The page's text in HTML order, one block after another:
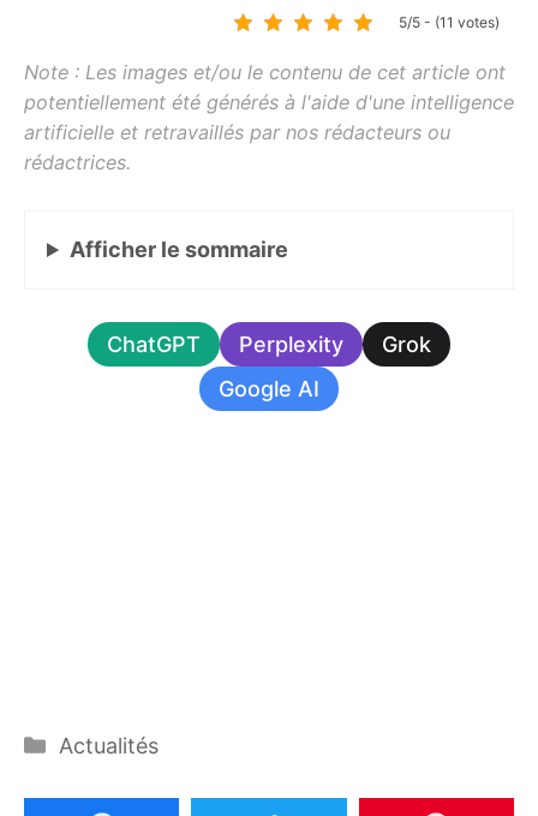
5/5 - (11 votes)
Afficher le sommaire
ChatGPT Perplexity
Grok
Google AI
Catégories
Actualités